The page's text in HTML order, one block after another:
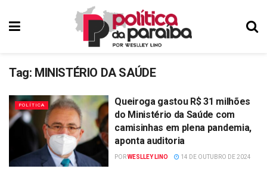
Tag: MINISTÉRIO DA SAÚDE
POLÍTICA
Queiroga gastou R$ 31 milhões
do Ministério da Saúde com
camisinhas em plena pandemia,
aponta auditoria
PORWESLLEY LINO 14 DE OUTUBRO DE 2024